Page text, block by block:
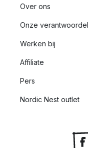
Over ons
Onze
Werken bij
Affiliate
Pers
Nordic Nest outlet